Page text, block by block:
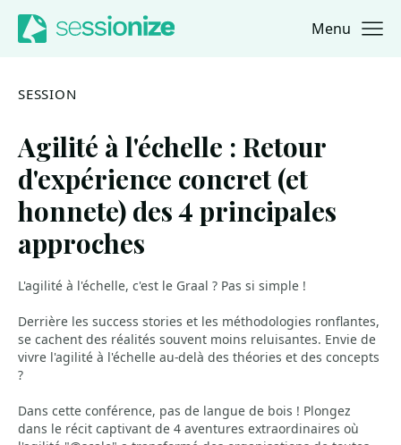
Jump to navigation
Jump to content Menu
SESSION
Agilité à l'échelle : Retour
d'expérience concret (et
honnete) des 4 principales
approches
L'agilité à l'échelle, c'est le Graal ? Pas si simple !
Derrière les success stories et les méthodologies ronflantes,
se cachent des réalités souvent moins reluisantes. Envie de
vivre l'agilité à l'échelle au-delà des théories et des concepts
?
Dans cette conférence, pas de langue de bois ! Plongez
dans le récit captivant de 4 aventures extraordinaires où